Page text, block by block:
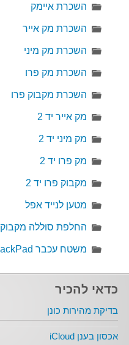
השכרת איימק
השכרת מק אייר
השכרת מק מיני
השכרת מק פרו
השכרת מקבוק פרו
מק אייר יד 2
מק מיני יד 2
מק פרו יד 2
מקבוק פרו יד 2
מטען לנייד אפל
החלפת סוללה מקבוק
משטח עכבר TrackPad
כדאי להכיר
בדיקת מהירות כונן
אכסון בענן iCloud